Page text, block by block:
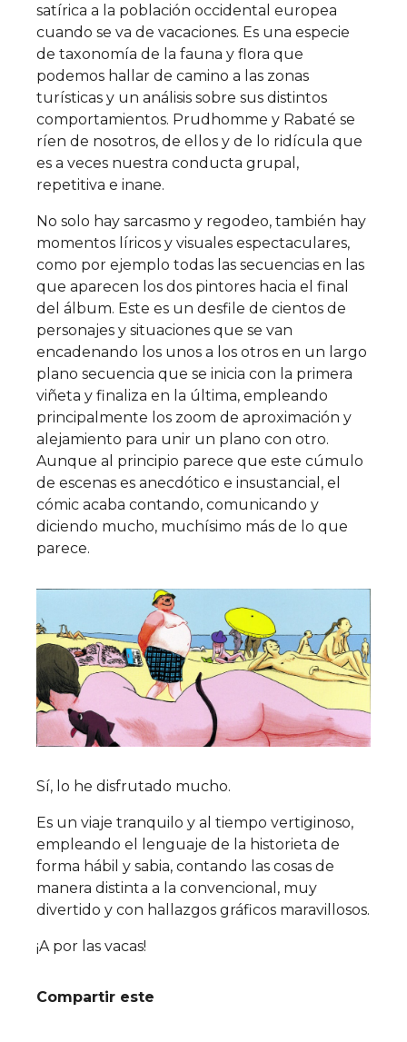
satírica a la población occidental europea
cuando se va de vacaciones. Es una especie
de taxonomía de la fauna y flora que
podemos hallar de camino a las zonas
turísticas y un análisis sobre sus distintos
comportamientos. Prudhomme y Rabaté se
ríen de nosotros, de ellos y de lo ridícula que
es a veces nuestra conducta grupal,
repetitiva e inane.
No solo hay sarcasmo y regodeo, también hay
momentos líricos y visuales espectaculares,
como por ejemplo todas las secuencias en las
que aparecen los dos pintores hacia el final
del álbum. Este es un desfile de cientos de
personajes y situaciones que se van
encadenando los unos a los otros en un largo
plano secuencia que se inicia con la primera
viñeta y finaliza en la última, empleando
principalmente los zoom de aproximación y
alejamiento para unir un plano con otro.
Aunque al principio parece que este cúmulo
de escenas es anecdótico e insustancial, el
cómic acaba contando, comunicando y
diciendo mucho, muchísimo más de lo que
parece.
Sí, lo he disfrutado mucho.
Es un viaje tranquilo y al tiempo vertiginoso,
empleando el lenguaje de la historieta de
forma hábil y sabia, contando las cosas de
manera distinta a la convencional, muy
divertido y con hallazgos gráficos maravillosos.
¡A por las vacas!
Compartir este